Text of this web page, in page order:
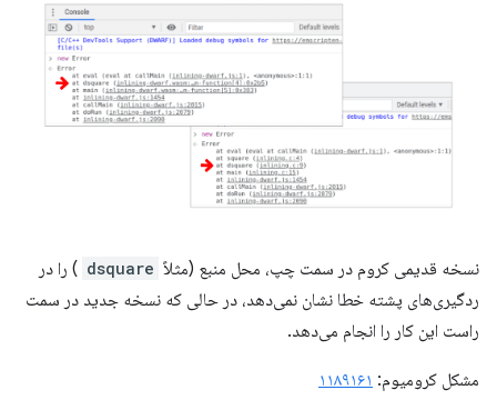
نسخه قدیمی کروم در سمت چپ، محل منبع (مثلاً dsquare ) را در
ردگیری‌های پشته خطا نشان نمی‌دهد، در حالی که نسخه جدید در سمت
راست این کار را انجام می‌دهد.
مشکل کرومیوم: ۱۱۸۹۱۶۱